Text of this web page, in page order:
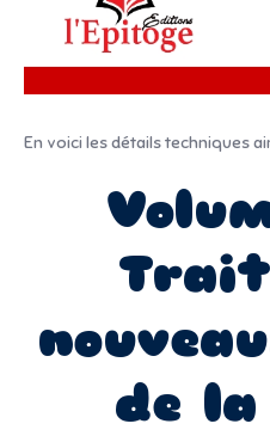
En voici les détails techniques
de